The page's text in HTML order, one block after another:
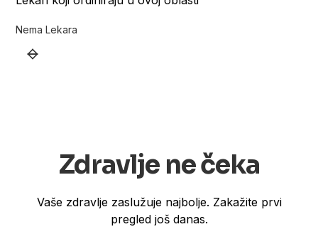
Nema Lekara
Zdravlje ne čeka
Vaše zdravlje zaslužuje najbolje. Zakažite prvi
pregled još danas.